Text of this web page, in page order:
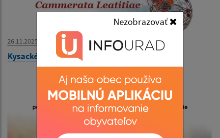
Nezobrazovať
26.11.2025
Kysacké vianočné trhy a adventný koncert